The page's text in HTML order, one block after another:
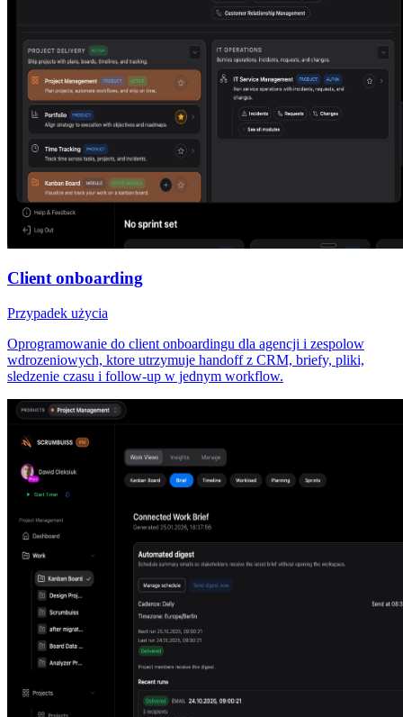
Client onboarding
Przypadek użycia
Oprogramowanie do client onboardingu dla agencji i zespolow
wdrozeniowych, ktore utrzymuje handoff z CRM, briefy, pliki,
sledzenie czasu i follow-up w jednym workflow.